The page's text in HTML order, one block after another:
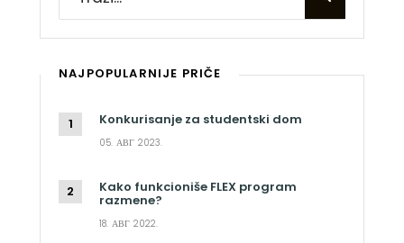
NAJPOPULARNIJE PRIČE
Konkurisanje za studentski dom
05. АВГ 2023.
Kako funkcioniše FLEX program
razmene?
18. АВГ 2022.